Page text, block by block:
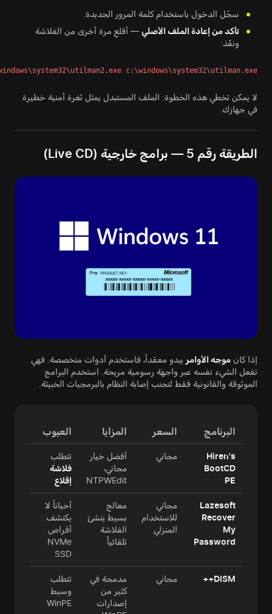
سجّل الدخول باستخدام كلمة المرور الجديدة.
تأكد من إعادة الملف الأصلي — أقلع مرة أخرى من الفلاشة
ونفّذ:
c:\windows\system32\utilman.exe
لا يمكن تخطي هذه الخطوة: الملف المستبدل يمثل ثغرة أمنية خطيرة
في جهازك.
الطريقة رقم 5 — برامج خارجية (Live CD)
إذا كان موجه الأوامر يبدو معقداً، فاستخدم أدوات متخصصة. فهي
تفعل الشيء نفسه عبر واجهة رسومية مريحة. استخدم البرامج
الموثوقة والقانونية فقط لتجنب إصابة النظام بالبرمجيات الخبيثة.
البرنامج السعر المزايا العيوب
Hiren's
BootCD
PE
مجاني
أفضل خيار
مجاني،
NTPWEdit
تتطلب
فلاشة
إقلاع
Lazesoft
Recover
My
Password
مجاني
للاستخدام
المنزلي
معالج
بسيط ينشئ
الفلاشة
تلقائياً
أحياناً لا
يكتشف
أقراص
NVMe
SSD
DISM++ مجاني
مدمجة في
كثير من
إصدارات
تتطلب
وسيط
WinPE